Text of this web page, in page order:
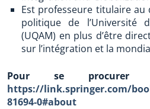
Est professeure titulaire au
politique de l’Université
(UQAM) en plus d’être
sur l’intégration et la
Pour se
https://link.springer.com/
81694-0#about